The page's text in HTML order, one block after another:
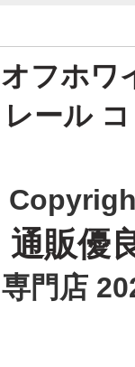
オフホワ
レール
通販優
専門店